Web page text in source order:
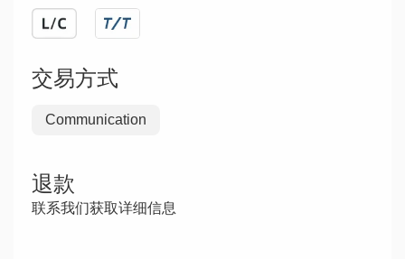
交易方式
Communication
退款
联系我们获取详细信息